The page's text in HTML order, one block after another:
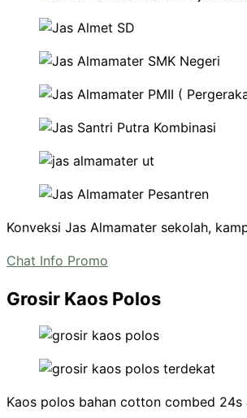
Konveksi Jas Almamater sekolah,
Chat Info Promo
Grosir Kaos Polos
Kaos polos bahan cotton combed 24s